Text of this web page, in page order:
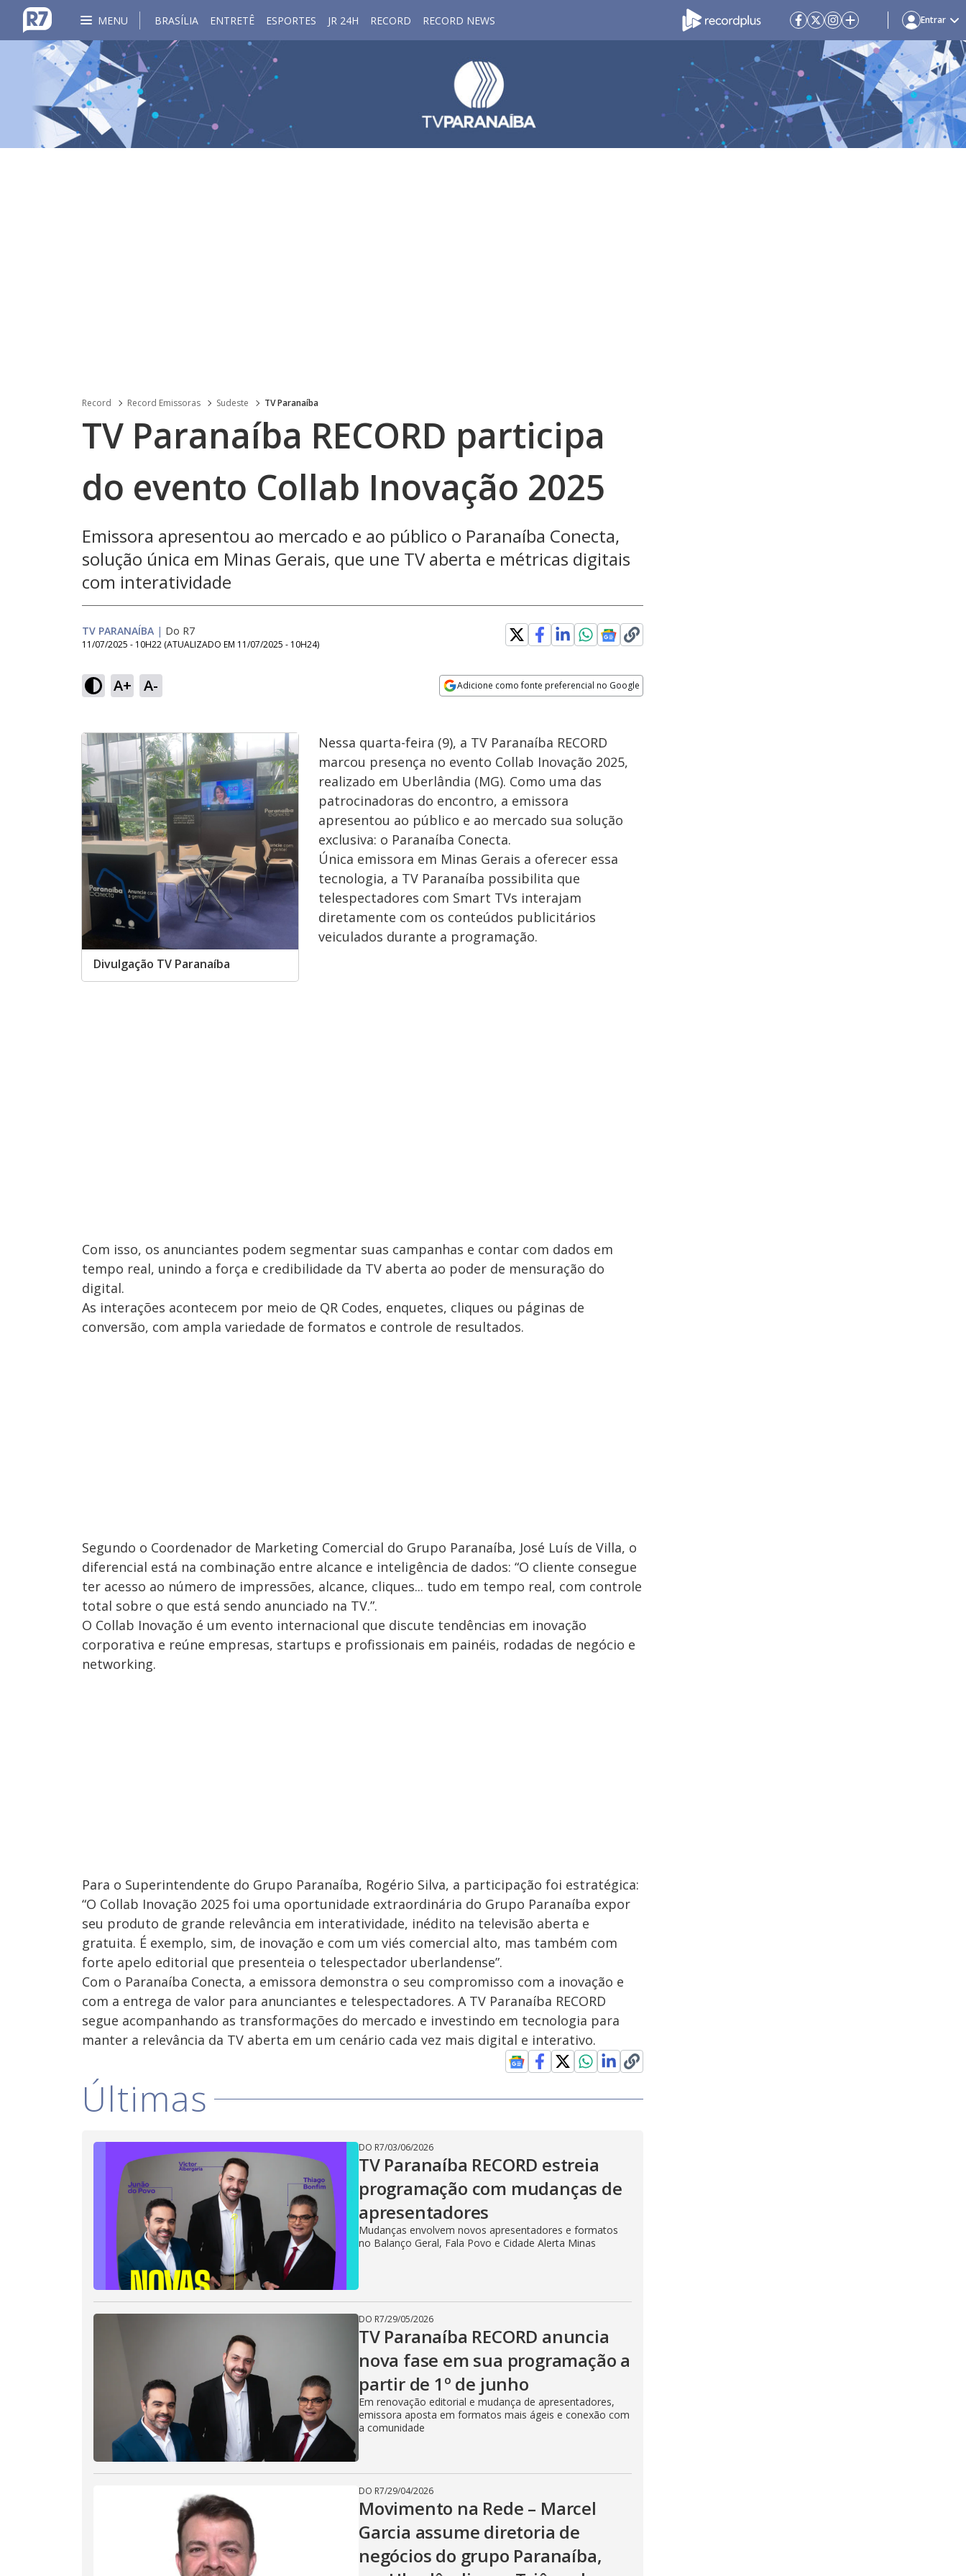
MENU BRASÍLIA ENTRETÊ ESPORTES JR 24H RECORD RECORD NEWS Entrar
Record Record Emissoras Sudeste TV Paranaíba
TV Paranaíba RECORD participa
do evento Collab Inovação 2025
Emissora apresentou ao mercado e ao público o Paranaíba Conecta,
solução única em Minas Gerais, que une TV aberta e métricas digitais
com interatividade
TV PARANAÍBA | Do R7
11/07/2025 - 10H22 (ATUALIZADO EM 11/07/2025 - 10H24)
A+ A- Adicione como fonte preferencial no Google
Divulgação TV Paranaíba
Nessa quarta-feira (9), a TV Paranaíba RECORD
marcou presença no evento Collab Inovação 2025,
realizado em Uberlândia (MG). Como uma das
patrocinadoras do encontro, a emissora
apresentou ao público e ao mercado sua solução
exclusiva: o Paranaíba Conecta.
Única emissora em Minas Gerais a oferecer essa
tecnologia, a TV Paranaíba possibilita que
telespectadores com Smart TVs interajam
diretamente com os conteúdos publicitários
veiculados durante a programação.
Com isso, os anunciantes podem segmentar suas campanhas e contar com dados em
tempo real, unindo a força e credibilidade da TV aberta ao poder de mensuração do
digital.
As interações acontecem por meio de QR Codes, enquetes, cliques ou páginas de
conversão, com ampla variedade de formatos e controle de resultados.
Segundo o Coordenador de Marketing Comercial do Grupo Paranaíba, José Luís de Villa, o
diferencial está na combinação entre alcance e inteligência de dados: “O cliente consegue
ter acesso ao número de impressões, alcance, cliques... tudo em tempo real, com controle
total sobre o que está sendo anunciado na TV.”.
O Collab Inovação é um evento internacional que discute tendências em inovação
corporativa e reúne empresas, startups e profissionais em painéis, rodadas de negócio e
networking.
Para o Superintendente do Grupo Paranaíba, Rogério Silva, a participação foi estratégica:
“O Collab Inovação 2025 foi uma oportunidade extraordinária do Grupo Paranaíba expor
seu produto de grande relevância em interatividade, inédito na televisão aberta e
gratuita. É exemplo, sim, de inovação e com um viés comercial alto, mas também com
forte apelo editorial que presenteia o telespectador uberlandense”.
Com o Paranaíba Conecta, a emissora demonstra o seu compromisso com a inovação e
com a entrega de valor para anunciantes e telespectadores. A TV Paranaíba RECORD
segue acompanhando as transformações do mercado e investindo em tecnologia para
manter a relevância da TV aberta em um cenário cada vez mais digital e interativo.
Últimas
DO R7/03/06/2026
TV Paranaíba RECORD estreia
programação com mudanças de
apresentadores
Mudanças envolvem novos apresentadores e formatos
no Balanço Geral, Fala Povo e Cidade Alerta Minas
DO R7/29/05/2026
TV Paranaíba RECORD anuncia
nova fase em sua programação a
partir de 1º de junho
Em renovação editorial e mudança de apresentadores,
emissora aposta em formatos mais ágeis e conexão com
a comunidade
DO R7/29/04/2026
Movimento na Rede – Marcel
Garcia assume diretoria de
negócios do grupo Paranaíba,